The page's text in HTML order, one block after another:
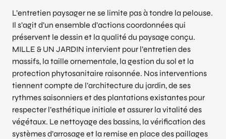
L’entretien paysager ne se limite pas à tondre la pelouse.
Il s’agit d’un ensemble d’actions coordonnées qui
préservent le dessin et la qualité du paysage conçu.
MILLE & UN JARDIN intervient pour l’entretien des
massifs, la taille ornementale, la gestion du sol et la
protection phytosanitaire raisonnée. Nos interventions
tiennent compte de l’architecture du jardin, de ses
rythmes saisonniers et des plantations existantes pour
respecter l’esthétique initiale et assurer la vitalité des
végétaux. Le nettoyage des bassins, la vérification des
systèmes d’arrosage et la remise en place des paillages